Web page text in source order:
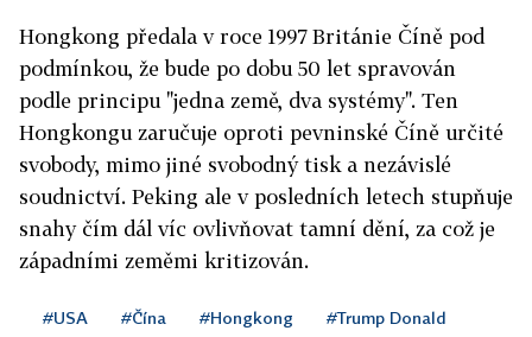
Hongkong předala v roce 1997 Británie Číně pod
podmínkou, že bude po dobu 50 let spravován
podle principu "jedna země, dva systémy". Ten
Hongkongu zaručuje oproti pevninské Číně určité
svobody, mimo jiné svobodný tisk a nezávislé
soudnictví. Peking ale v posledních letech stupňuje
snahy čím dál víc ovlivňovat tamní dění, za což je
západními zeměmi kritizován.
#USA #Čína #Hongkong #Trump Donald